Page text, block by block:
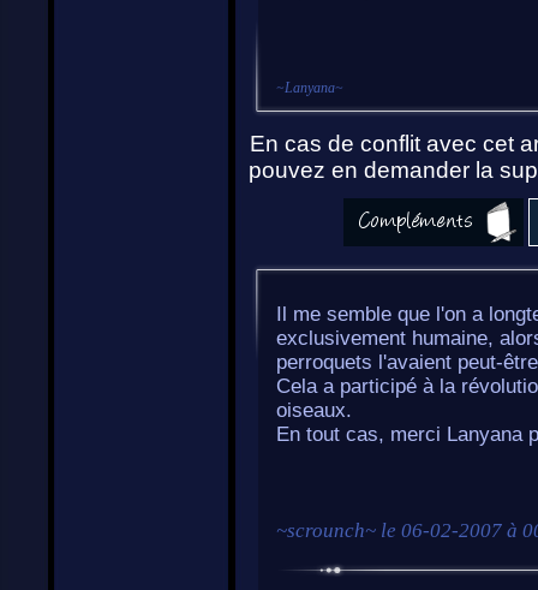
~Lanyana~
En cas de conflit avec cet
pouvez en demander la
Il me semble que l'on a
exclusivement humaine,
perroquets l'avaient peut-
Cela a participé à la
oiseaux.
En tout cas, merci Lanyana
~scrounch~ le 06-02-2007 à